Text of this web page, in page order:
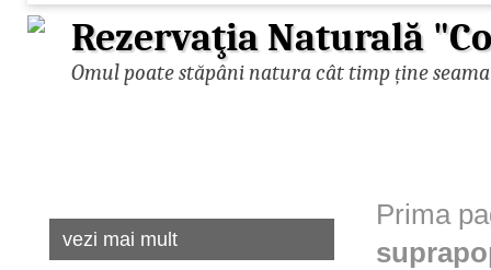
Rezervaţia Naturală
Omul poate stăpâni natura cât timp ține
vezi mai mult
Prima